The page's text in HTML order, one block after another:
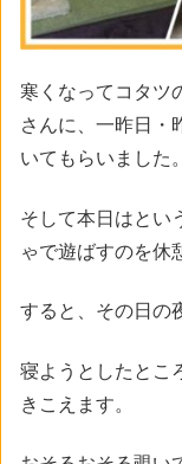
寒くなってコタツ
さんに、一昨日・
いてもらいました。
そして本日はとい
ゃで遊ばすのを休
すると、その日の
寝ようとしたとこ
きこえます。